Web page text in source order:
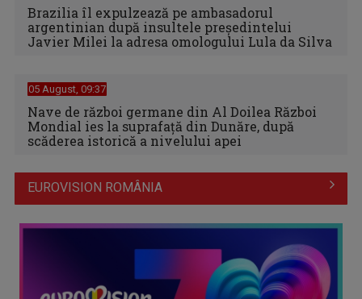
Brazilia îl expulzează pe ambasadorul
argentinian după insultele preşedintelui
Javier Milei la adresa omologului Lula da Silva
05 August, 09:37
Nave de război germane din Al Doilea Război
Mondial ies la suprafață din Dunăre, după
scăderea istorică a nivelului apei
EUROVISION ROMÂNIA